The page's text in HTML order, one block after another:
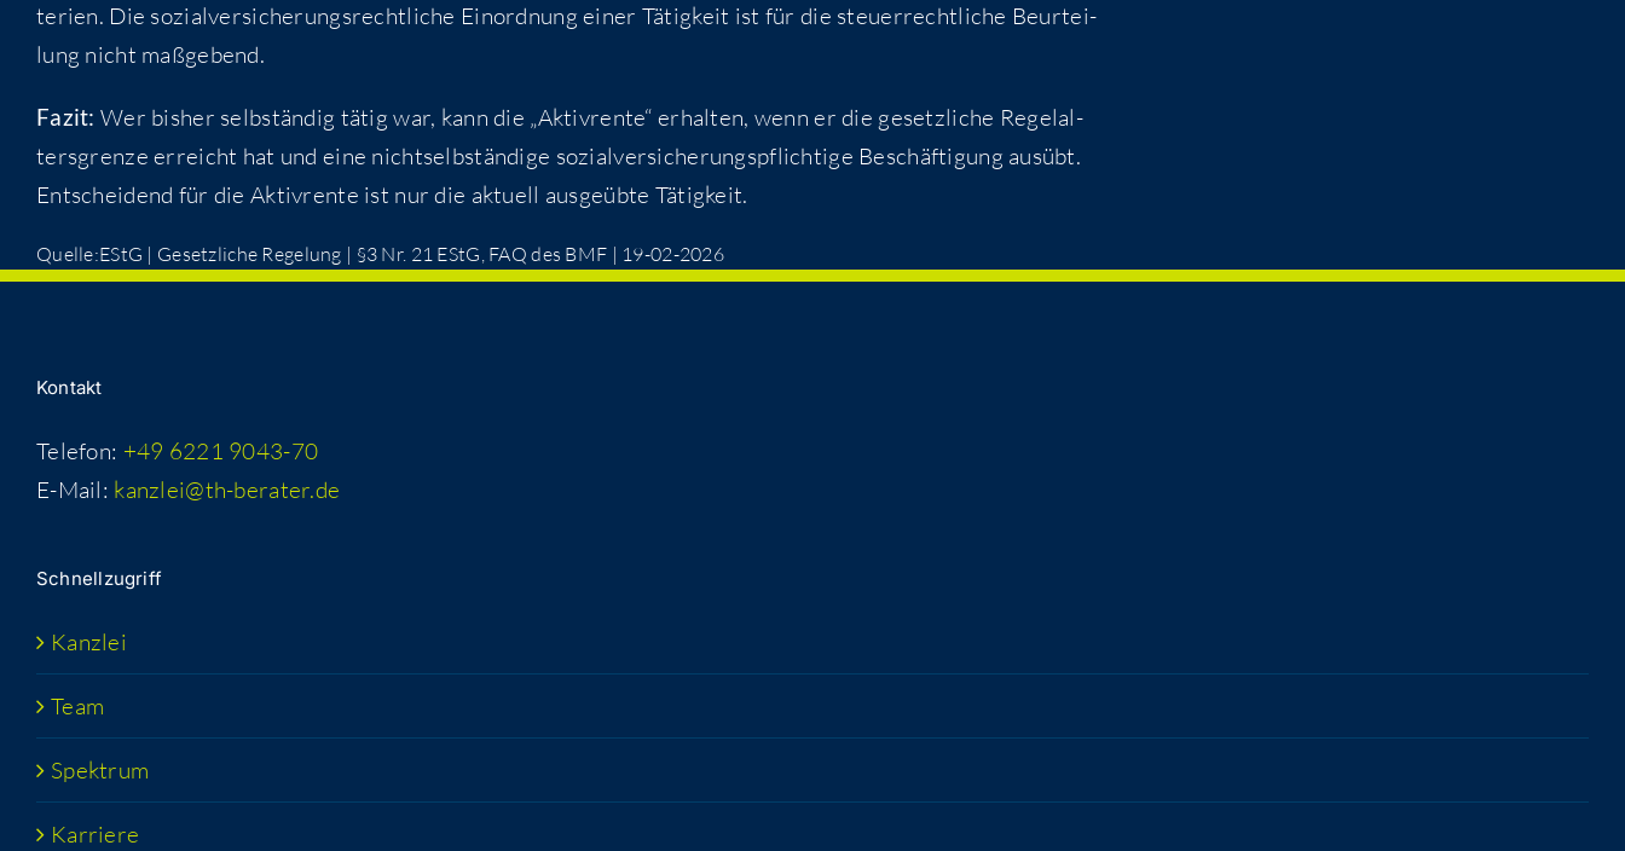
te­ri­en. Die sozi­al­ver­si­che­rungs­recht­li­che Ein­ord­nung einer Tätig­keit ist für die steu­er­recht­li­che Beur­tei­
lung nicht maßgebend.
Fazit: Wer bis­her selb­stän­dig tätig war, kann die „Aktiv­ren­te“ erhal­ten, wenn er die gesetz­li­che Regel­al­
ters­gren­ze erreicht hat und eine nicht­selb­stän­di­ge sozi­al­ver­si­che­rungs­pflich­ti­ge Beschäf­ti­gung aus­übt.
Ent­schei­dend für die Aktiv­ren­te ist nur die aktu­ell aus­ge­üb­te Tätigkeit.
Quelle:EStG | Gesetz­li­che Rege­lung | §3 Nr. 21 EStG, FAQ des BMF | 19-02-2026
Kon­takt
Telefon: +49 6221 9043-70
E-Mail: kanzlei@th-berater.de
Schnell­zu­griff
Kanz­lei
Team
Spek­trum
Kar­rie­re